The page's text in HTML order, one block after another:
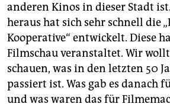
anderen Kinos in dieser Stadt
heraus hat sich sehr schnell die
Kooperative“ entwickelt. Diese
Filmschau veranstaltet. Wir
schauen, was in den letzten 50
passiert ist. Was gab es danach
und was waren das für